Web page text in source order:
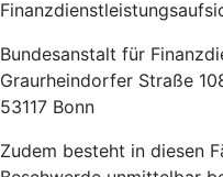
Bundesanstalt für
Graurheindorfer Straße
53117 Bonn
Zudem besteht in diesen